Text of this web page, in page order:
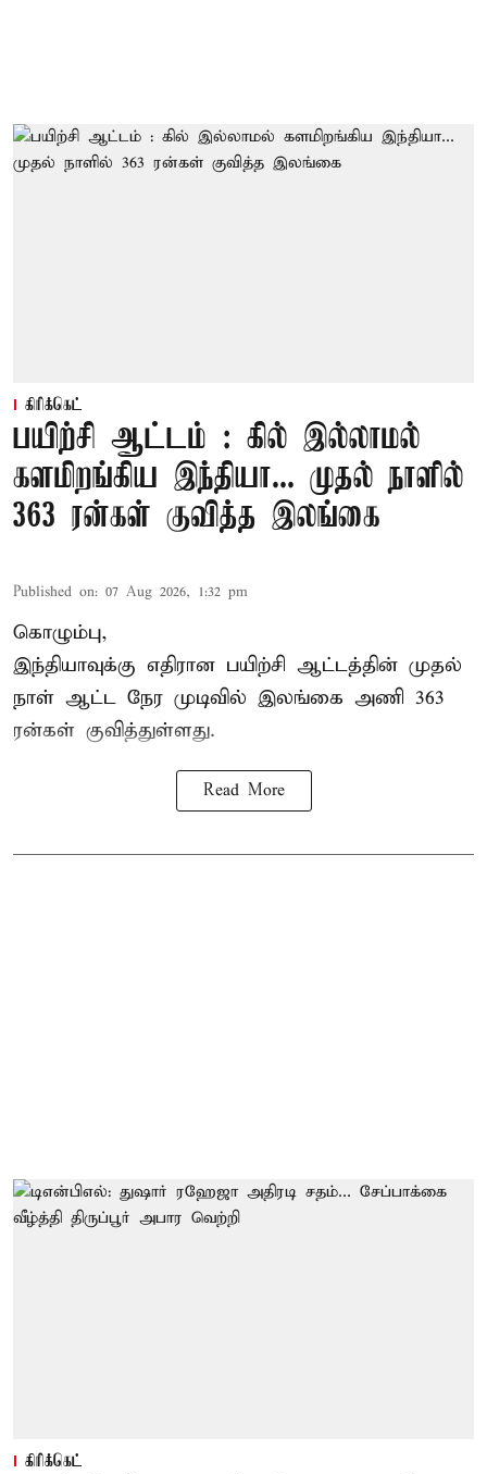
கிரிக்கெட்
பயிற்சி ஆட்டம் : கில் இல்லாமல்
களமிறங்கிய இந்தியா... முதல் நாளில்
363 ரன்கள் குவித்த இலங்கை
Published on: 07 Aug 2026, 1:32 pm
கொழும்பு,
இந்தியாவுக்கு எதிரான பயிற்சி ஆட்டத்தின் முதல்
நாள் ஆட்ட நேர முடிவில் இலங்கை அணி 363
ரன்கள் குவித்துள்ளது.
Read More
கிரிக்கெட்